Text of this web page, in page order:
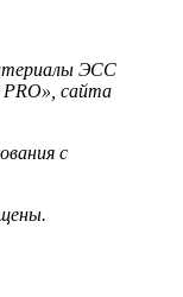
ЭСС
сайта
с